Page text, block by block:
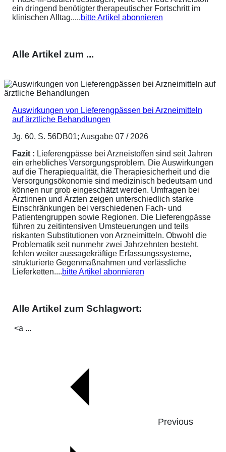
ein dringend benötigter therapeutischer Fortschritt im
klinischen Alltag.....bitte Artikel abonnieren
Alle Artikel zum ...
Auswirkungen von Lieferengpässen bei Arzneimitteln
auf ärztliche Behandlungen
Jg. 60, S. 56DB01; Ausgabe 07 / 2026
Fazit : Lieferengpässe bei Arzneistoffen sind seit Jahren
ein erhebliches Versorgungsproblem. Die Auswirkungen
auf die Therapiequalität, die Therapiesicherheit und die
Versorgungsökonomie sind medizinisch bedeutsam und
können nur grob eingeschätzt werden. Umfragen bei
Ärztinnen und Ärzten zeigen unterschiedlich starke
Einschränkungen bei verschiedenen Fach- und
Patientengruppen sowie Regionen. Die Lieferengpässe
führen zu zeitintensiven Umsteuerungen und teils
riskanten Substitutionen von Arzneimitteln. Obwohl die
Problematik seit nunmehr zwei Jahrzehnten besteht,
fehlen weiter aussagekräftige Erfassungssysteme,
strukturierte Gegenmaßnahmen und verlässliche
Lieferketten....bitte Artikel abonnieren
Alle Artikel zum Schlagwort:
<a ...
Previous